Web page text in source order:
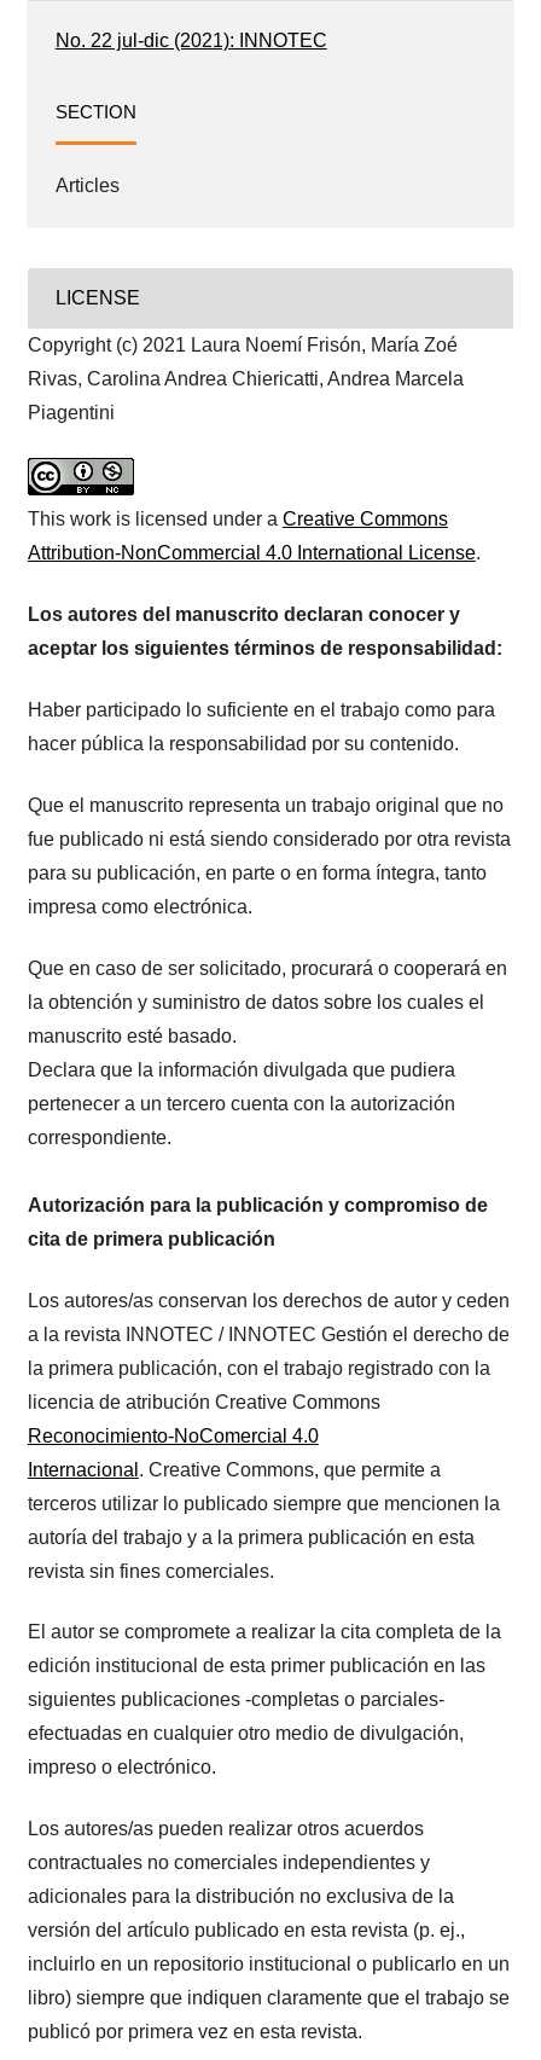
No. 22 jul-dic (2021): INNOTEC
SECTION
Articles
LICENSE
Copyright (c) 2021 Laura Noemí Frisón, María Zoé
Rivas, Carolina Andrea Chiericatti, Andrea Marcela
Piagentini
This work is licensed under a Creative Commons
Attribution-NonCommercial 4.0 International License.
Los autores del manuscrito declaran conocer y
aceptar los siguientes términos de responsabilidad:
Haber participado lo suficiente en el trabajo como para
hacer pública la responsabilidad por su contenido.
Que el manuscrito representa un trabajo original que no
fue publicado ni está siendo considerado por otra revista
para su publicación, en parte o en forma íntegra, tanto
impresa como electrónica.
Que en caso de ser solicitado, procurará o cooperará en
la obtención y suministro de datos sobre los cuales el
manuscrito esté basado.
Declara que la información divulgada que pudiera
pertenecer a un tercero cuenta con la autorización
correspondiente.
Autorización para la publicación y compromiso de
cita de primera publicación
Los autores/as conservan los derechos de autor y ceden
a la revista INNOTEC / INNOTEC Gestión el derecho de
la primera publicación, con el trabajo registrado con la
licencia de atribución Creative Commons
Reconocimiento-NoComercial 4.0
Internacional . Creative Commons, que permite a
terceros utilizar lo publicado siempre que mencionen la
autoría del trabajo y a la primera publicación en esta
revista sin fines comerciales.
El autor se compromete a realizar la cita completa de la
edición institucional de esta primer publicación en las
siguientes publicaciones -completas o parciales-
efectuadas en cualquier otro medio de divulgación,
impreso o electrónico.
Los autores/as pueden realizar otros acuerdos
contractuales no comerciales independientes y
adicionales para la distribución no exclusiva de la
versión del artículo publicado en esta revista (p. ej.,
incluirlo en un repositorio institucional o publicarlo en un
libro) siempre que indiquen claramente que el trabajo se
publicó por primera vez en esta revista.